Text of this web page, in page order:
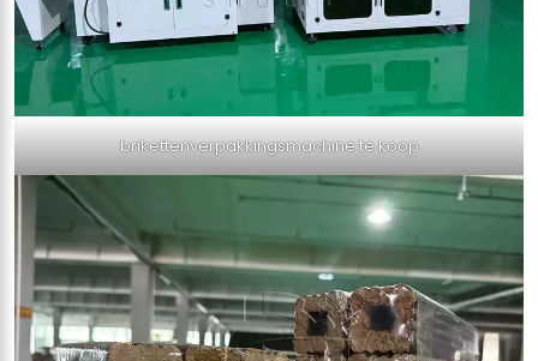
brikettenverpakkingsmachine te koop